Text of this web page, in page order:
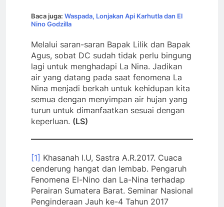
Baca juga: Waspada, Lonjakan Api Karhutla dan El
Nino Godzilla
Melalui saran-saran Bapak Lilik dan Bapak
Agus, sobat DC sudah tidak perlu bingung
lagi untuk menghadapi La Nina. Jadikan
air yang datang pada saat fenomena La
Nina menjadi berkah untuk kehidupan kita
semua dengan menyimpan air hujan yang
turun untuk dimanfaatkan sesuai dengan
keperluan. (LS)
[1] Khasanah I.U, Sastra A.R.2017. Cuaca
cenderung hangat dan lembab. Pengaruh
Fenomena El-Nino dan La-Nina terhadap
Perairan Sumatera Barat. Seminar Nasional
Penginderaan Jauh ke-4 Tahun 2017